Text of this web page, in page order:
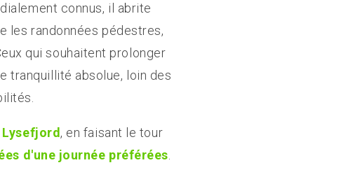
connus, il abrite
les randonnées pédestres,
qui souhaitent prolonger
tranquillité absolue, loin des
, en faisant le tour
d'une journée préférées